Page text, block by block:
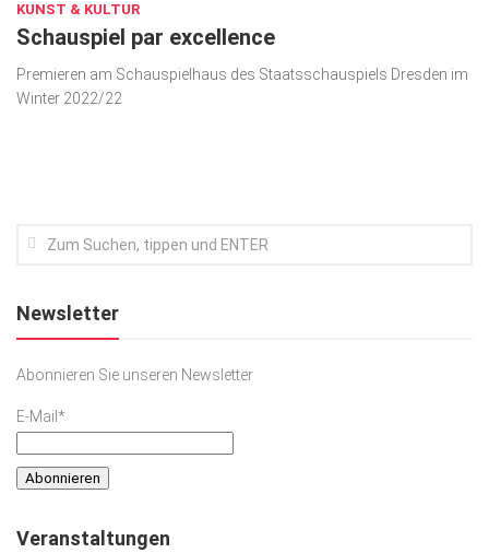
Ausflug & Reise
Top Branchen
KUNST & KULTUR
Schauspiel par excellence
Premieren am Schauspielhaus des Staatsschauspiels Dresden im
Winter 2022/22
Newsletter
Abonnieren Sie unseren Newsletter
E-Mail*
Veranstaltungen